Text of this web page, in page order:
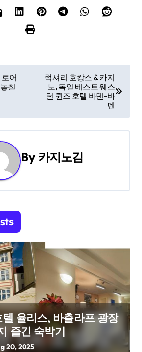
어
칠
럭셔리 호캉스 & 카지
노, 독일 베스트 웨스
턴 퀸즈 호텔 바덴-바
덴
By 카지노김
율리스, 바츨라프 광장
즐긴 숙박기
20, 2025